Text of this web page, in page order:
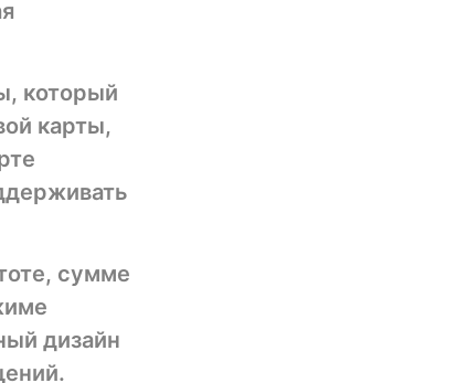
который
карты,
сумме
дизайн